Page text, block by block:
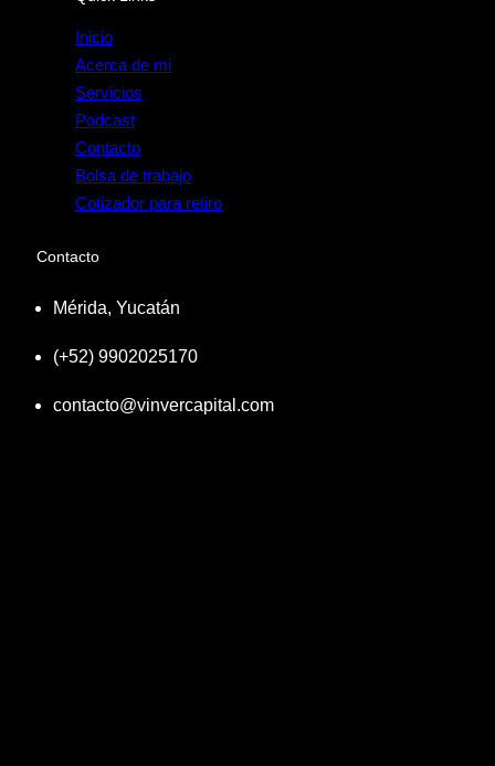
Inicio
Acerca de mi
Servicios
Podcast
Contacto
Bolsa de trabajo
Cotizador para retiro
Contacto
Mérida, Yucatán
(+52) 9902025170
contacto@vinvercapital.com